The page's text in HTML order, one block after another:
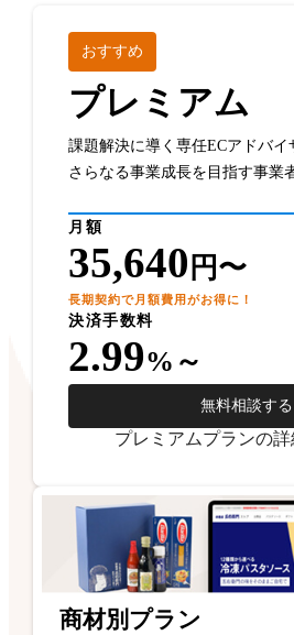
おすすめ
プレミアム
課題解決に導く専任ECアドバイ
さらなる事業成長を目指す事業
月額
35,640 円〜
長期契約で月額費用がお得に！
決済手数料
2.99%～
無料相談する
プレミアムプランの詳
商材別プラン